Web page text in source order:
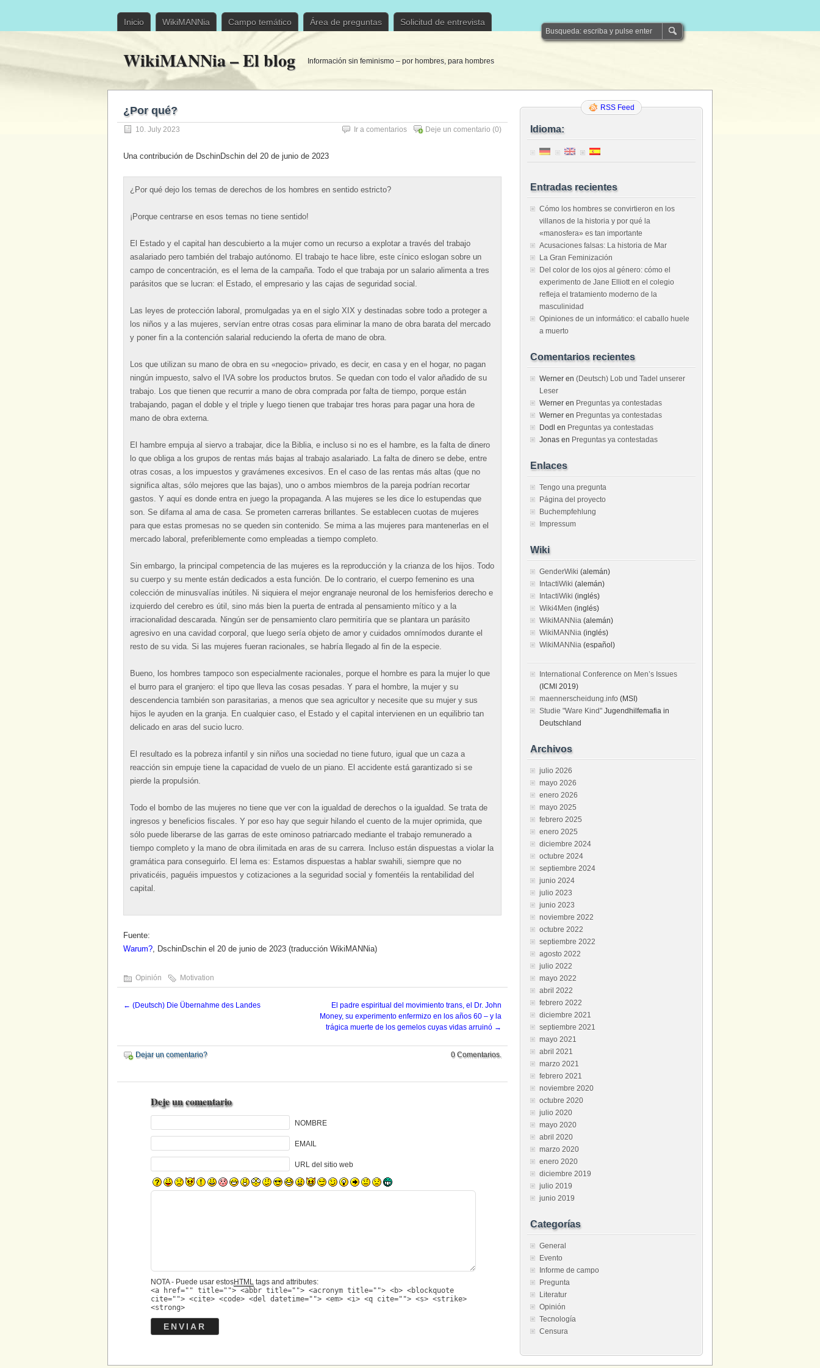
Inicio WikiMANNia Campo temático Área de preguntas Solicitud de entrevista
WikiMANNia – El blog Información sin feminismo – por hombres, para hombres
¿Por qué?
10. July 2023 Deje un comentario (0)
Ir a comentarios
Una contribución de DschinDschin del 20 de junio de 2023
¿Por qué dejo los temas de derechos de los hombres en sentido estricto?
¡Porque centrarse en esos temas no tiene sentido!
El Estado y el capital han descubierto a la mujer como un recurso a explotar a través del trabajo
asalariado pero también del trabajo autónomo. El trabajo te hace libre, este cínico eslogan sobre un
campo de concentración, es el lema de la campaña. Todo el que trabaja por un salario alimenta a tres
parásitos que se lucran: el Estado, el empresario y las cajas de seguridad social.
Las leyes de protección laboral, promulgadas ya en el siglo XIX y destinadas sobre todo a proteger a
los niños y a las mujeres, servían entre otras cosas para eliminar la mano de obra barata del mercado
y poner fin a la contención salarial reduciendo la oferta de mano de obra.
Los que utilizan su mano de obra en su «negocio» privado, es decir, en casa y en el hogar, no pagan
ningún impuesto, salvo el IVA sobre los productos brutos. Se quedan con todo el valor añadido de su
trabajo. Los que tienen que recurrir a mano de obra comprada por falta de tiempo, porque están
trabajando, pagan el doble y el triple y luego tienen que trabajar tres horas para pagar una hora de
mano de obra externa.
El hambre empuja al siervo a trabajar, dice la Biblia, e incluso si no es el hambre, es la falta de dinero
lo que obliga a los grupos de rentas más bajas al trabajo asalariado. La falta de dinero se debe, entre
otras cosas, a los impuestos y gravámenes excesivos. En el caso de las rentas más altas (que no
significa altas, sólo mejores que las bajas), uno o ambos miembros de la pareja podrían recortar
gastos. Y aquí es donde entra en juego la propaganda. A las mujeres se les dice lo estupendas que
son. Se difama al ama de casa. Se prometen carreras brillantes. Se establecen cuotas de mujeres
para que estas promesas no se queden sin contenido. Se mima a las mujeres para mantenerlas en el
mercado laboral, preferiblemente como empleadas a tiempo completo.
Sin embargo, la principal competencia de las mujeres es la reproducción y la crianza de los hijos. Todo
su cuerpo y su mente están dedicados a esta función. De lo contrario, el cuerpo femenino es una
colección de minusvalías inútiles. Ni siquiera el mejor engranaje neuronal de los hemisferios derecho e
izquierdo del cerebro es útil, sino más bien la puerta de entrada al pensamiento mítico y a la
irracionalidad descarada. Ningún ser de pensamiento claro permitiría que se plantara un parásito
agresivo en una cavidad corporal, que luego sería objeto de amor y cuidados omnímodos durante el
resto de su vida. Si las mujeres fueran racionales, se habría llegado al fin de la especie.
Bueno, los hombres tampoco son especialmente racionales, porque el hombre es para la mujer lo que
el burro para el granjero: el tipo que lleva las cosas pesadas. Y para el hombre, la mujer y su
descendencia también son parasitarias, a menos que sea agricultor y necesite que su mujer y sus
hijos le ayuden en la granja. En cualquier caso, el Estado y el capital intervienen en un equilibrio tan
delicado en aras del sucio lucro.
El resultado es la pobreza infantil y sin niños una sociedad no tiene futuro, igual que un caza a
reacción sin empuje tiene la capacidad de vuelo de un piano. El accidente está garantizado si se
pierde la propulsión.
Todo el bombo de las mujeres no tiene que ver con la igualdad de derechos o la igualdad. Se trata de
ingresos y beneficios fiscales. Y por eso hay que seguir hilando el cuento de la mujer oprimida, que
sólo puede liberarse de las garras de este ominoso patriarcado mediante el trabajo remunerado a
tiempo completo y la mano de obra ilimitada en aras de su carrera. Incluso están dispuestas a violar la
gramática para conseguirlo. El lema es: Estamos dispuestas a hablar swahili, siempre que no
privaticéis, paguéis impuestos y cotizaciones a la seguridad social y fomentéis la rentabilidad del
capital.
Fuente:
Warum?, DschinDschin el 20 de junio de 2023 (traducción WikiMANNia)
Opinión Motivation
← (Deutsch) Die Übernahme des Landes
El padre espiritual del movimiento trans, el Dr. John
Money, su experimento enfermizo en los años 60 – y la
trágica muerte de los gemelos cuyas vidas arruinó →
Dejar un comentario? 0 Comentarios.
Deje un comentario
NOMBRE
EMAIL
URL del sitio web
NOTA - Puede usar estosHTML tags and attributes:
<a href="" title=""> <abbr title=""> <acronym title=""> <b> <blockquote
cite=""> <cite> <code> <del datetime=""> <em> <i> <q cite=""> <s> <strike>
<strong>
RSS Feed
Idioma:
Entradas recientes
Cómo los hombres se convirtieron en los
villanos de la historia y por qué la
«manosfera» es tan importante
Acusaciones falsas: La historia de Mar
La Gran Feminización
Del color de los ojos al género: cómo el
experimento de Jane Elliott en el colegio
refleja el tratamiento moderno de la
masculinidad
Opiniones de un informático: el caballo huele
a muerto
Comentarios recientes
Werner en (Deutsch) Lob und Tadel unserer
Leser
Werner en Preguntas ya contestadas
Werner en Preguntas ya contestadas
Dodl en Preguntas ya contestadas
Jonas en Preguntas ya contestadas
Enlaces
Tengo una pregunta
Página del proyecto
Buchempfehlung
Impressum
Wiki
GenderWiki (alemán)
IntactiWiki (alemán)
IntactiWiki (inglés)
Wiki4Men (inglés)
WikiMANNia (alemán)
WikiMANNia (inglés)
WikiMANNia (español)
International Conference on Men’s Issues
(ICMI 2019)
maennerscheidung.info (MSI)
Studie "Ware Kind" Jugendhilfemafia in
Deutschland
Archivos
julio 2026
mayo 2026
enero 2026
mayo 2025
febrero 2025
enero 2025
diciembre 2024
octubre 2024
septiembre 2024
junio 2024
julio 2023
junio 2023
noviembre 2022
octubre 2022
septiembre 2022
agosto 2022
julio 2022
mayo 2022
abril 2022
febrero 2022
diciembre 2021
septiembre 2021
mayo 2021
abril 2021
marzo 2021
febrero 2021
noviembre 2020
octubre 2020
julio 2020
mayo 2020
abril 2020
marzo 2020
enero 2020
diciembre 2019
julio 2019
junio 2019
Categorías
General
Evento
Informe de campo
Pregunta
Literatur
Opinión
Tecnología
Censura